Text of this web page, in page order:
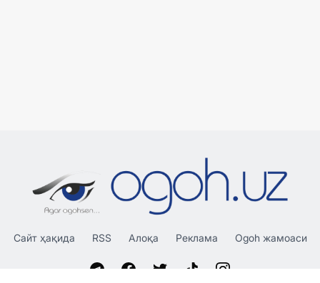
Сайт ҳақида RSS Алоқа Реклама Ogoh жамоаси